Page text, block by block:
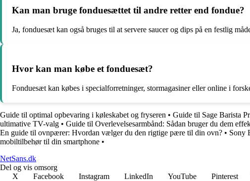
Kan man bruge fonduesættet til andre retter end fondue?
Ja, fonduesæt kan også bruges til at servere saucer og dips på en festlig
Hvor kan man købe et fonduesæt?
Fonduesæt kan købes i specialforretninger, stormagasiner eller online i
Guide til optimal opbevaring i køleskabet og fryseren • Guide til Sage Barista
ultimative TV-valg • Guide til Overlevelsesarmbånd: Sådan bruger du dem
En guide til ovnpærer: Hvordan vælger du den rigtige pære til din ovn? • Sony
mobiltilbehør til din smartphone •
NetSans.dk
Del og vis omsorg
X
Facebook Instagram LinkedIn YouTube Pinterest